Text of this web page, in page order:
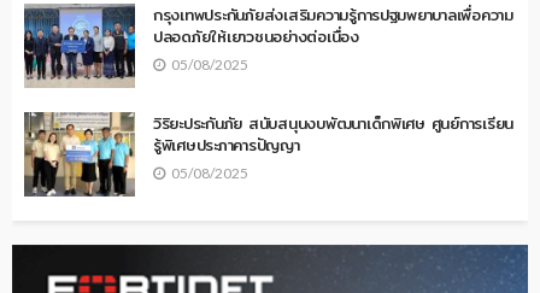
กรุงเทพประกันภัยส่งเสริมความรู้การปฐมพยาบาลเพื่อความ
ปลอดภัยให้เยาวชนอย่างต่อเนื่อง
05/08/2025
วิริยะประกันภัย สนับสนุนงบพัฒนาเด็กพิเศษ ศูนย์การเรียน
รู้พิเศษประภาคารปัญญา
05/08/2025